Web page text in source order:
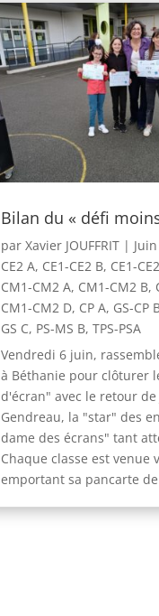
Bilan du « défi
par Xavier JOUFFRIT|
CE2 A, CE1-CE2 B, CE1-
CM1-CM2 A, CM1-CM2 B,
CM1-CM2 D, CP A, GS-CP
GS C, PS-MS B, TPS-PSA
Vendredi 6 juin,
à Béthanie pour clôturer
d'écran" avec le retour de
Gendreau, la "star" des
dame des écrans" tant
Chaque classe est venue
emportant sa pancarte